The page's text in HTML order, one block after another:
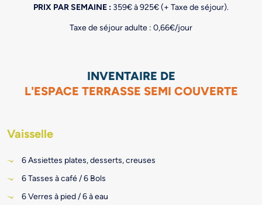
PRIX PAR SEMAINE : 359€ à 925€ (+ Taxe de séjour).
Taxe de séjour adulte : 0,66€/jour
INVENTAIRE DE
L'ESPACE TERRASSE SEMI COUVERTE
Vaisselle
6 Assiettes plates, desserts, creuses
6 Tasses à café / 6 Bols
6 Verres à pied / 6 à eau